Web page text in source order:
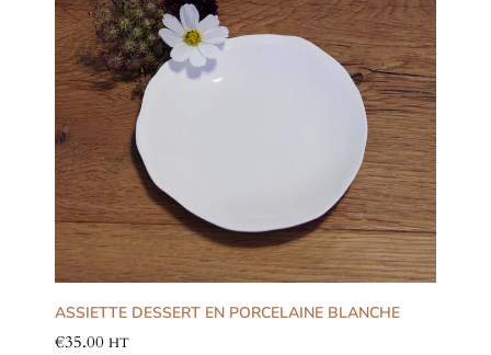
ASSIETTE DESSERT EN PORCELAINE BLANCHE
€35.00 HT